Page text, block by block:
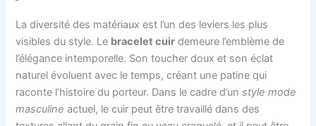
La diversité des matériaux est l’un des leviers les plus
visibles du style. Le bracelet cuir demeure l’emblème de
l’élégance intemporelle. Son toucher doux et son éclat
naturel évoluent avec le temps, créant une patine qui
raconte l’histoire du porteur. Dans le cadre d’unstyle mode
masculine actuel, le cuir peut être travaillé dans des